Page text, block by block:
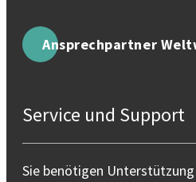
Ansprechpartner
Service und Support
Sie benötigen